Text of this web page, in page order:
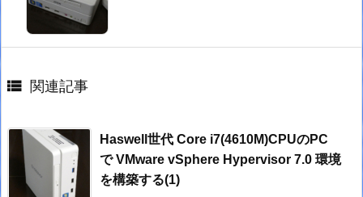
 関連記事
Haswell世代 Core i7(4610M)CPUのPC
で VMware vSphere Hypervisor 7.0 環境
を構築する(1)